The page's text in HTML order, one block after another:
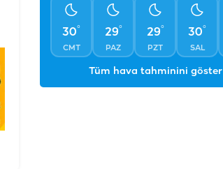
30°
CMT
29°
PAZ
29°
PZT
30°
SAL
Tüm hava tahminini göster